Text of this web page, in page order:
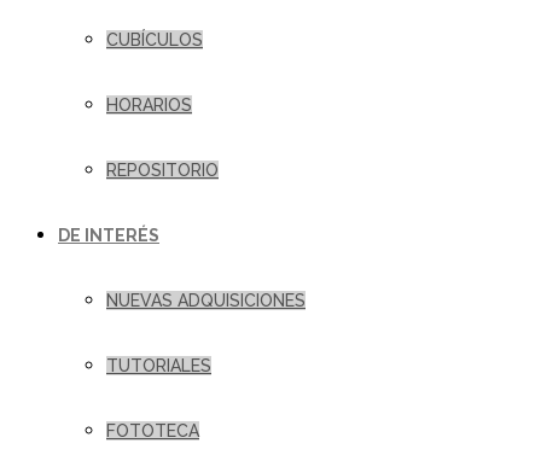
CUBÍCULOS
HORARIOS
REPOSITORIO
DE INTERÉS
NUEVAS ADQUISICIONES
TUTORIALES
FOTOTECA